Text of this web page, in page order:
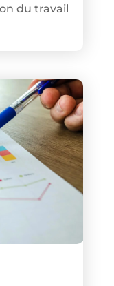
du travail